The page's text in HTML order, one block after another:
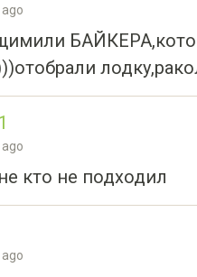
кто не подходил